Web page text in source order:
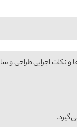
نکات اجرایی طراحی و